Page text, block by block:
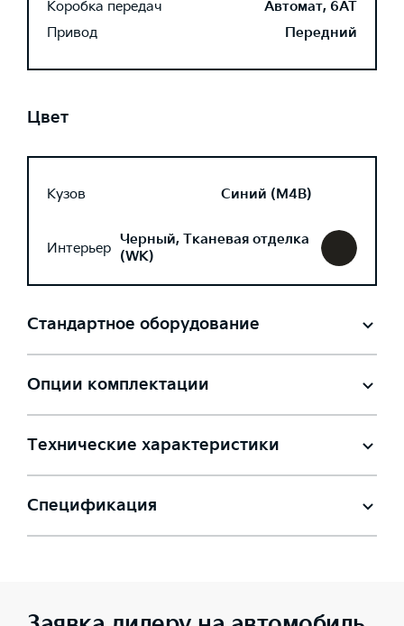
Коробка передач
Автомат, 6AT
Привод
Передний
Цвет
Кузов Синий (M4B)
Интерьер Черный, Тканевая отделка
(WK)
Стандартное оборудование
Опции комплектации
Технические характеристики
Спецификация